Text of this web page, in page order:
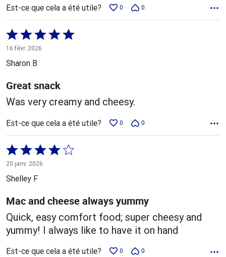
Est-ce que cela a été utile? 0 0
Coté
5 sur
5
16 févr. 2026
Sharon B
Great snack
Was very creamy and cheesy.
Est-ce que cela a été utile? 0 0
Coté
4 sur
5
20 janv. 2026
Shelley F
Mac and cheese always yummy
Quick, easy comfort food; super cheesy and
yummy! I always like to have it on hand
Est-ce que cela a été utile? 0 0